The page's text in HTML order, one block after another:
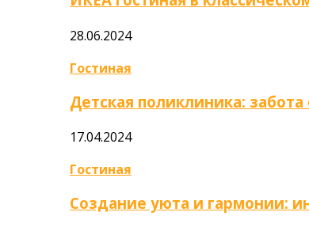
28.06.2024
Гостиная
Детская поликлиника:
17.04.2024
Гостиная
Создание уюта и гармонии: